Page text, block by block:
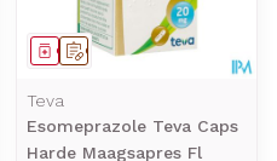
Op voorschrift
Geneesmiddel
Teva
Esomeprazole Teva Caps
Harde Maagsapres Fl